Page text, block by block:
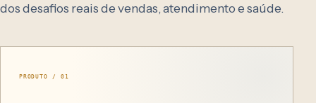
dos desafios reais de vendas, atendimento e saúde.
PRODUTO / 01